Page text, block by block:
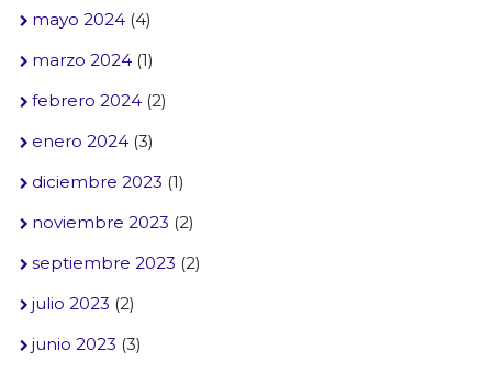
mayo 2024(4)
marzo 2024(1)
febrero 2024(2)
enero 2024(3)
diciembre 2023 (1)
noviembre 2023 (2)
septiembre 2023 (2)
julio 2023 (2)
junio 2023 (3)